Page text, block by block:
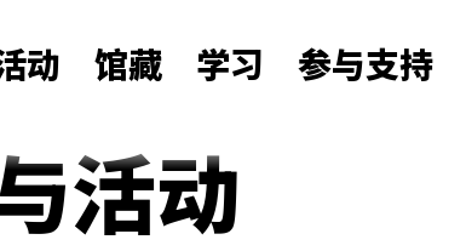
动 馆藏 学习 参与支持
活动